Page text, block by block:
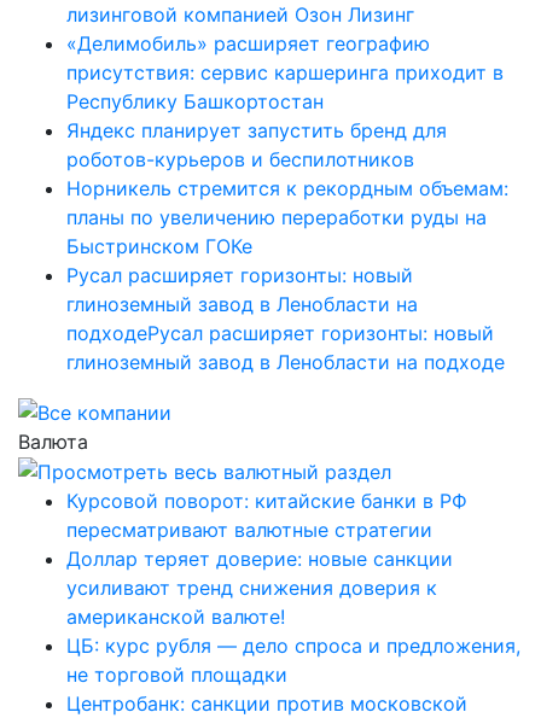
лизинговой компанией Озон Лизинг
«Делимобиль» расширяет географию
присутствия: сервис каршеринга приходит в
Республику Башкортостан
Яндекс планирует запустить бренд для
роботов-курьеров и беспилотников
Норникель стремится к рекордным объемам:
планы по увеличению переработки руды на
Быстринском ГОКе
Русал расширяет горизонты: новый
глиноземный завод в Ленобласти на
подходеРусал расширяет горизонты: новый
глиноземный завод в Ленобласти на подходе
Валюта
Курсовой поворот: китайские банки в РФ
пересматривают валютные стратегии
Доллар теряет доверие: новые санкции
усиливают тренд снижения доверия к
американской валюте!
ЦБ: курс рубля — дело спроса и предложения,
не торговой площадки
Центробанк: санкции против московской